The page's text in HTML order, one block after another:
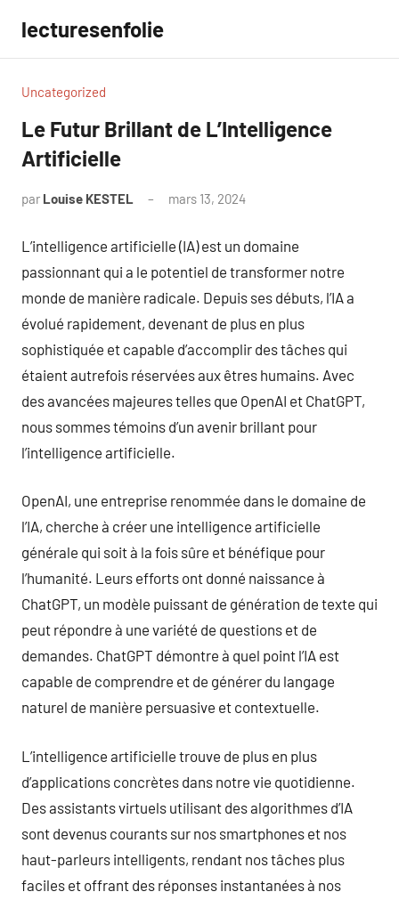
contenu
lecturesenfolie
Uncategorized
Le Futur Brillant de L’Intelligence
Artificielle
par Louise KESTEL mars 13, 2024
L’intelligence artificielle (IA) est un domaine
passionnant qui a le potentiel de transformer notre
monde de manière radicale. Depuis ses débuts, l’IA a
évolué rapidement, devenant de plus en plus
sophistiquée et capable d’accomplir des tâches qui
étaient autrefois réservées aux êtres humains. Avec
des avancées majeures telles que OpenAI et ChatGPT,
nous sommes témoins d’un avenir brillant pour
l’intelligence artificielle.
OpenAI, une entreprise renommée dans le domaine de
l’IA, cherche à créer une intelligence artificielle
générale qui soit à la fois sûre et bénéfique pour
l’humanité. Leurs efforts ont donné naissance à
ChatGPT, un modèle puissant de génération de texte qui
peut répondre à une variété de questions et de
demandes. ChatGPT démontre à quel point l’IA est
capable de comprendre et de générer du langage
naturel de manière persuasive et contextuelle.
L’intelligence artificielle trouve de plus en plus
d’applications concrètes dans notre vie quotidienne.
Des assistants virtuels utilisant des algorithmes d’IA
sont devenus courants sur nos smartphones et nos
haut-parleurs intelligents, rendant nos tâches plus
faciles et offrant des réponses instantanées à nos